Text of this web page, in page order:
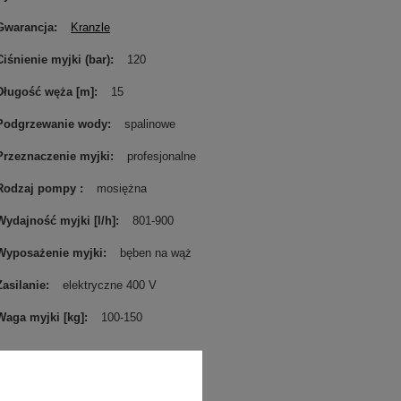
Kranzle
myjki (bar) 120
węża [m] 15
wody spalinowe
myjki profesjonalne
pompy mosiężna
myjki [l/h] 801-900
myjki bęben na wąż
elektryczne 400 V
myjki [kg] 100-150